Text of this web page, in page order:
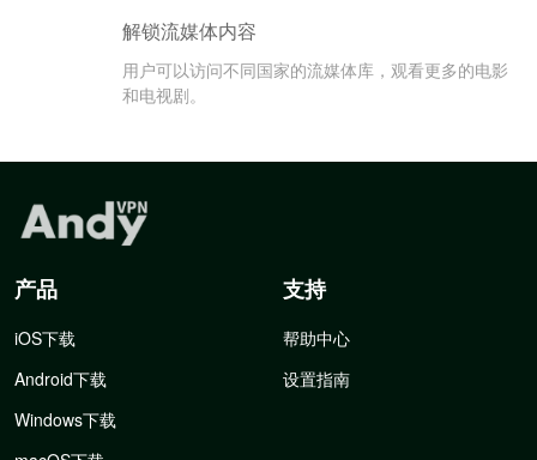
解锁流媒体内容
用户可以访问不同国家的流媒体库，观看更多的电影
和电视剧。
产品
iOS下载
Android下载
Windows下载
支持
帮助中心
设置指南